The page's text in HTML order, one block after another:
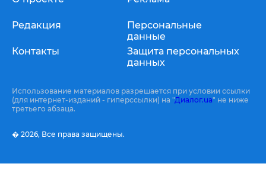
Редакция
Контакты
Персональные
данные
Защита персональных
данных
Использование материалов разрешается при условии ссылки
(для интернет-изданий - гиперссылки) на "Диалог.ua" не ниже
третьего абзаца.
� 2026, Все права защищены.